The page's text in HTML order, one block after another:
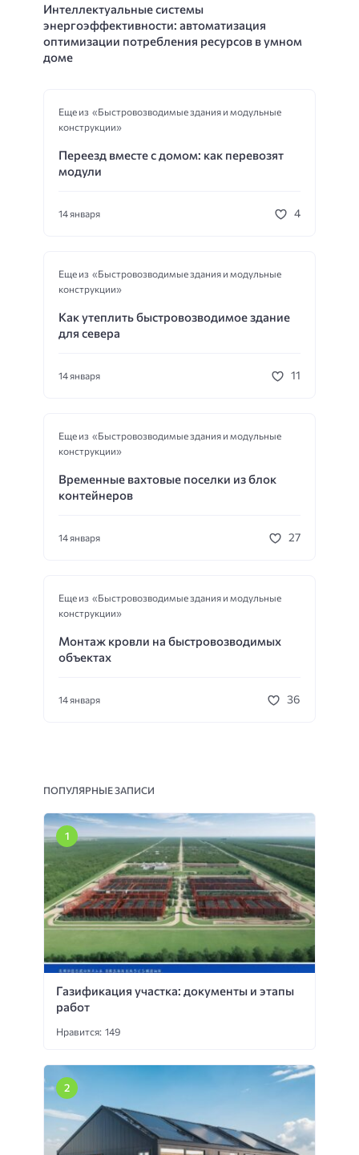
Интеллектуальные системы
энергоэффективности: автоматизация
оптимизации потребления ресурсов в умном
доме
Еще из «Быстровозводимые здания и модульные
конструкции»
Переезд вместе с домом: как перевозят
модули
14 января 4
Еще из «Быстровозводимые здания и модульные
конструкции»
Как утеплить быстровозводимое здание
для севера
14 января 11
Еще из «Быстровозводимые здания и модульные
конструкции»
Временные вахтовые поселки из блок
контейнеров
14 января 27
Еще из «Быстровозводимые здания и модульные
конструкции»
Монтаж кровли на быстровозводимых
объектах
14 января 36
ПОПУЛЯРНЫЕ ЗАПИСИ
Газификация участка: документы и этапы
работ
Нравится: 149